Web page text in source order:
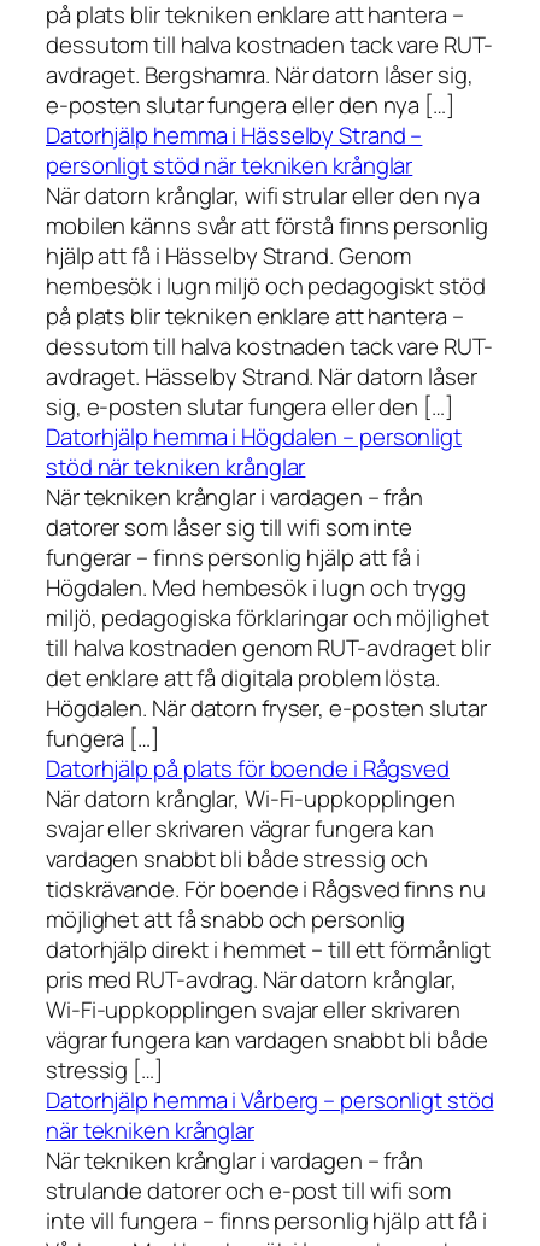
på plats blir tekniken enklare att hantera –
dessutom till halva kostnaden tack vare RUT-
avdraget. Bergshamra. När datorn låser sig,
e-posten slutar fungera eller den nya […]
Datorhjälp hemma i Hässelby Strand –
personligt stöd när tekniken krånglar
När datorn krånglar, wifi strular eller den nya
mobilen känns svår att förstå finns personlig
hjälp att få i Hässelby Strand. Genom
hembesök i lugn miljö och pedagogiskt stöd
på plats blir tekniken enklare att hantera –
dessutom till halva kostnaden tack vare RUT-
avdraget. Hässelby Strand. När datorn låser
sig, e-posten slutar fungera eller den […]
Datorhjälp hemma i Högdalen – personligt
stöd när tekniken krånglar
När tekniken krånglar i vardagen – från
datorer som låser sig till wifi som inte
fungerar – finns personlig hjälp att få i
Högdalen. Med hembesök i lugn och trygg
miljö, pedagogiska förklaringar och möjlighet
till halva kostnaden genom RUT-avdraget blir
det enklare att få digitala problem lösta.
Högdalen. När datorn fryser, e-posten slutar
fungera […]
Datorhjälp på plats för boende i Rågsved
När datorn krånglar, Wi-Fi-uppkopplingen
svajar eller skrivaren vägrar fungera kan
vardagen snabbt bli både stressig och
tidskrävande. För boende i Rågsved finns nu
möjlighet att få snabb och personlig
datorhjälp direkt i hemmet – till ett förmånligt
pris med RUT-avdrag. När datorn krånglar,
Wi-Fi-uppkopplingen svajar eller skrivaren
vägrar fungera kan vardagen snabbt bli både
stressig […]
Datorhjälp hemma i Vårberg – personligt stöd
när tekniken krånglar
När tekniken krånglar i vardagen – från
strulande datorer och e-post till wifi som
inte vill fungera – finns personlig hjälp att få i